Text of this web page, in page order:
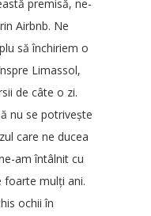
premisă, ne-
Airbnb. Ne
să închiriem o
Limassol,
de câte o zi.
nu se potrivește
care ne ducea
am întâlnit cu
foarte mulți ani.
ochii în